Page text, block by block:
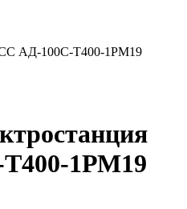
АД-100С-Т400-1РМ19
1РМ19